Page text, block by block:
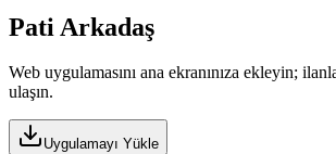
Pati Arkadaş
Web uygulamasını ana ekranınıza ekleyin;
ulaşın.
Uygulamayı Yükle